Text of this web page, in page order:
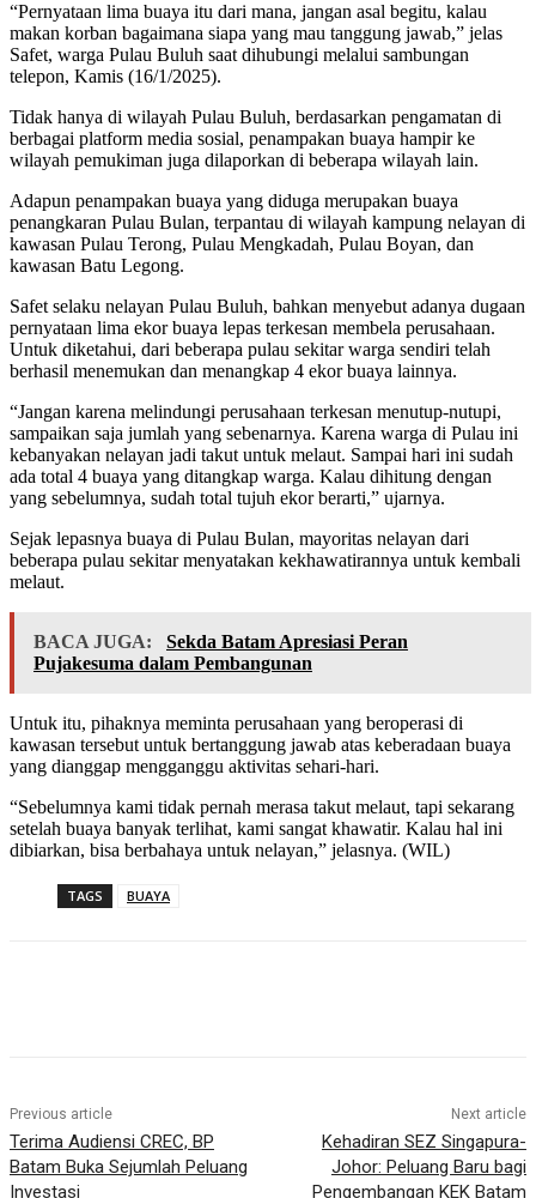
“Pernyataan lima buaya itu dari mana, jangan asal begitu, kalau
makan korban bagaimana siapa yang mau tanggung jawab,” jelas
Safet, warga Pulau Buluh saat dihubungi melalui sambungan
telepon, Kamis (16/1/2025).
Tidak hanya di wilayah Pulau Buluh, berdasarkan pengamatan di
berbagai platform media sosial, penampakan buaya hampir ke
wilayah pemukiman juga dilaporkan di beberapa wilayah lain.
Adapun penampakan buaya yang diduga merupakan buaya
penangkaran Pulau Bulan, terpantau di wilayah kampung nelayan di
kawasan Pulau Terong, Pulau Mengkadah, Pulau Boyan, dan
kawasan Batu Legong.
Safet selaku nelayan Pulau Buluh, bahkan menyebut adanya dugaan
pernyataan lima ekor buaya lepas terkesan membela perusahaan.
Untuk diketahui, dari beberapa pulau sekitar warga sendiri telah
berhasil menemukan dan menangkap 4 ekor buaya lainnya.
“Jangan karena melindungi perusahaan terkesan menutup-nutupi,
sampaikan saja jumlah yang sebenarnya. Karena warga di Pulau ini
kebanyakan nelayan jadi takut untuk melaut. Sampai hari ini sudah
ada total 4 buaya yang ditangkap warga. Kalau dihitung dengan
yang sebelumnya, sudah total tujuh ekor berarti,” ujarnya.
Sejak lepasnya buaya di Pulau Bulan, mayoritas nelayan dari
beberapa pulau sekitar menyatakan kekhawatirannya untuk kembali
melaut.
BACA JUGA:
Sekda Batam Apresiasi Peran
Pujakesuma dalam Pembangunan
Untuk itu, pihaknya meminta perusahaan yang beroperasi di
kawasan tersebut untuk bertanggung jawab atas keberadaan buaya
yang dianggap mengganggu aktivitas sehari-hari.
“Sebelumnya kami tidak pernah merasa takut melaut, tapi sekarang
setelah buaya banyak terlihat, kami sangat khawatir. Kalau hal ini
dibiarkan, bisa berbahaya untuk nelayan,” jelasnya. (WIL)
TAGS BUAYA
Previous article
Terima Audiensi CREC, BP
Batam Buka Sejumlah Peluang
Investasi
Next article
Kehadiran SEZ Singapura-
Johor: Peluang Baru bagi
Pengembangan KEK Batam